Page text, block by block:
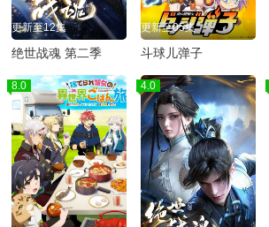
更新至12集
绝世战魂 第二季
更新至05集
斗球儿弹子
8.0 4.0